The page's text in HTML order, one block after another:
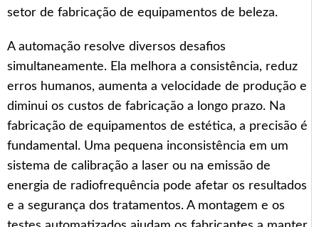
setor de fabricação de equipamentos de beleza.
A automação resolve diversos desafios
simultaneamente. Ela melhora a consistência, reduz
erros humanos, aumenta a velocidade de produção e
diminui os custos de fabricação a longo prazo. Na
fabricação de equipamentos de estética, a precisão é
fundamental. Uma pequena inconsistência em um
sistema de calibração a laser ou na emissão de
energia de radiofrequência pode afetar os resultados
e a segurança dos tratamentos. A montagem e os